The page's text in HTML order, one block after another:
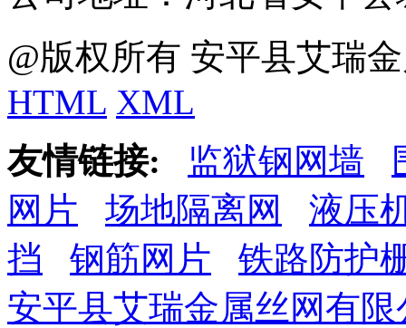
@版权所有 安平县艾瑞
HTML XML
友情链接:
监狱钢网墙
网片
场地隔离网
液压
挡
钢筋网片
铁路防护
安平县艾瑞金属丝网有限